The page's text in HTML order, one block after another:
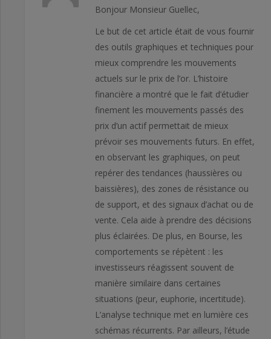
Bonjour Monsieur Guellec,
Le but de cet article était de vous fournir
des outils graphiques et techniques pour
mieux comprendre les mouvements
actuels sur le prix de l’or. L’histoire
financière a montré que le fait d’étudier
finement les mouvements passés des
prix d’un actif permettait de mieux
prévoir ses mouvements futurs. En effet,
en observant les graphiques, on peut
repérer des tendances (haussières ou
baissières), des zones de résistance ou
de support, et des signaux d’achat ou de
vente. Cela aide à prendre des décisions
plus éclairées. De plus, en Bourse, les
comportements se répètent : les
investisseurs réagissent souvent de
manière similaire dans certaines
situations (peur, euphorie, incertitude).
L’analyse technique met en lumière ces
schémas récurrents. Par ailleurs, l’étude